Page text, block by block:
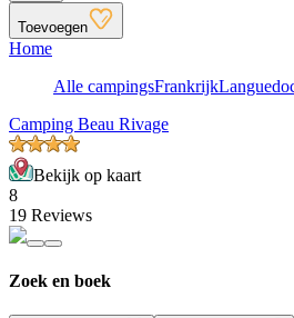
Toevoegen
Home
Alle campingsFrankrijk
Camping Beau Rivage
Bekijk op kaart
8
19 Reviews
Zoek en boek